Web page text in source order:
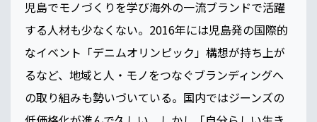
児島でモノづくりを学び海外の一流ブランドで活躍
する人材も少なくない。2016年には児島発の国際的
なイベント「デニムオリンピック」構想が持ち上が
るなど、地域と人・モノをつなぐブランディングへ
の取り組みも勢いづいている。国内ではジーンズの